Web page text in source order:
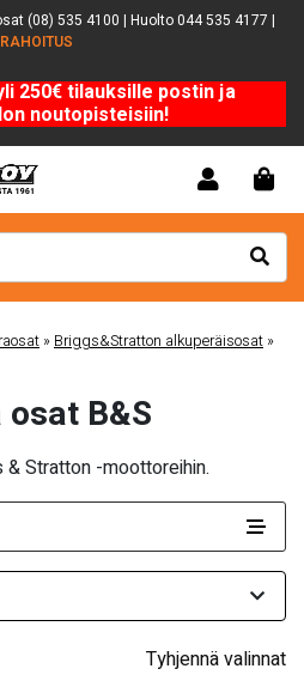
(08) 535 4100 | Huolto 044 535 4177 |
RAHOITUS
250€ tilauksille postin ja
noutopisteisiin!
» Briggs&Stratton alkuperäisosat »
osat B&S
Stratton -moottoreihin.
Tyhjennä valinnat